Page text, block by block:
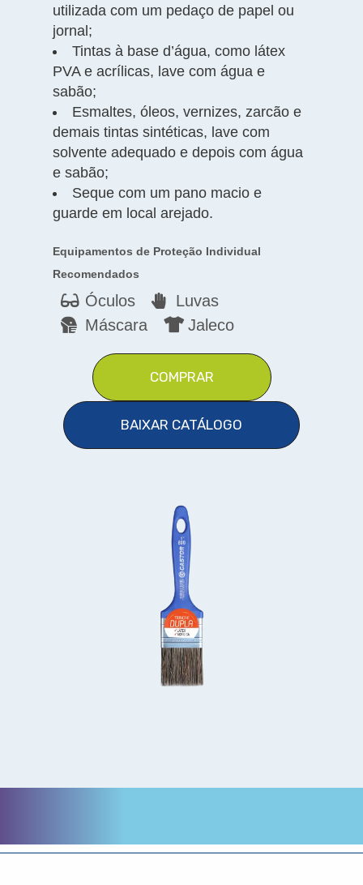
utilizada com um pedaço de papel ou
jornal;
Tintas à base d’água, como látex
PVA e acrílicas, lave com água e
sabão;
Esmaltes, óleos, vernizes, zarcão e
demais tintas sintéticas, lave com
solvente adequado e depois com água
e sabão;
Seque com um pano macio e
guarde em local arejado.
Equipamentos de Proteção Individual
Recomendados
Óculos
Luvas
Máscara
Jaleco
COMPRAR
BAIXAR CATÁLOGO